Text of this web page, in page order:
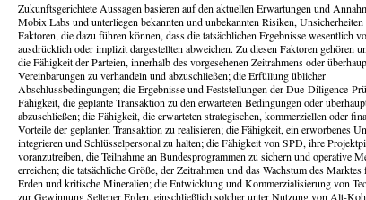
Zukunftsgerichtete Aussagen basieren auf den aktuellen Erwartungen und
Mobix Labs und unterliegen bekannten und unbekannten Risiken, Unsicherheiten
Faktoren, die dazu führen können, dass die tatsächlichen Ergebnisse wesentlich
ausdrücklich oder implizit dargestellten abweichen. Zu diesen Faktoren gehören
die Fähigkeit der Parteien, innerhalb des vorgesehenen Zeitrahmens oder
Vereinbarungen zu verhandeln und abzuschließen; die Erfüllung üblicher
Abschlussbedingungen; die Ergebnisse und Feststellungen der Due-Diligence-
Fähigkeit, die geplante Transaktion zu den erwarteten Bedingungen oder
abzuschließen; die Fähigkeit, die erwarteten strategischen, kommerziellen oder
Vorteile der geplanten Transaktion zu realisieren; die Fähigkeit, ein erworbenes
integrieren und Schlüsselpersonal zu halten; die Fähigkeit von SPD, ihre
voranzutreiben, die Teilnahme an Bundesprogrammen zu sichern und operative
erreichen; die tatsächliche Größe, der Zeitrahmen und das Wachstum des Marktes
Erden und kritische Mineralien; die Entwicklung und Kommerzialisierung von
zur Gewinnung Seltener Erden, einschließlich solcher unter Nutzung von Alt-